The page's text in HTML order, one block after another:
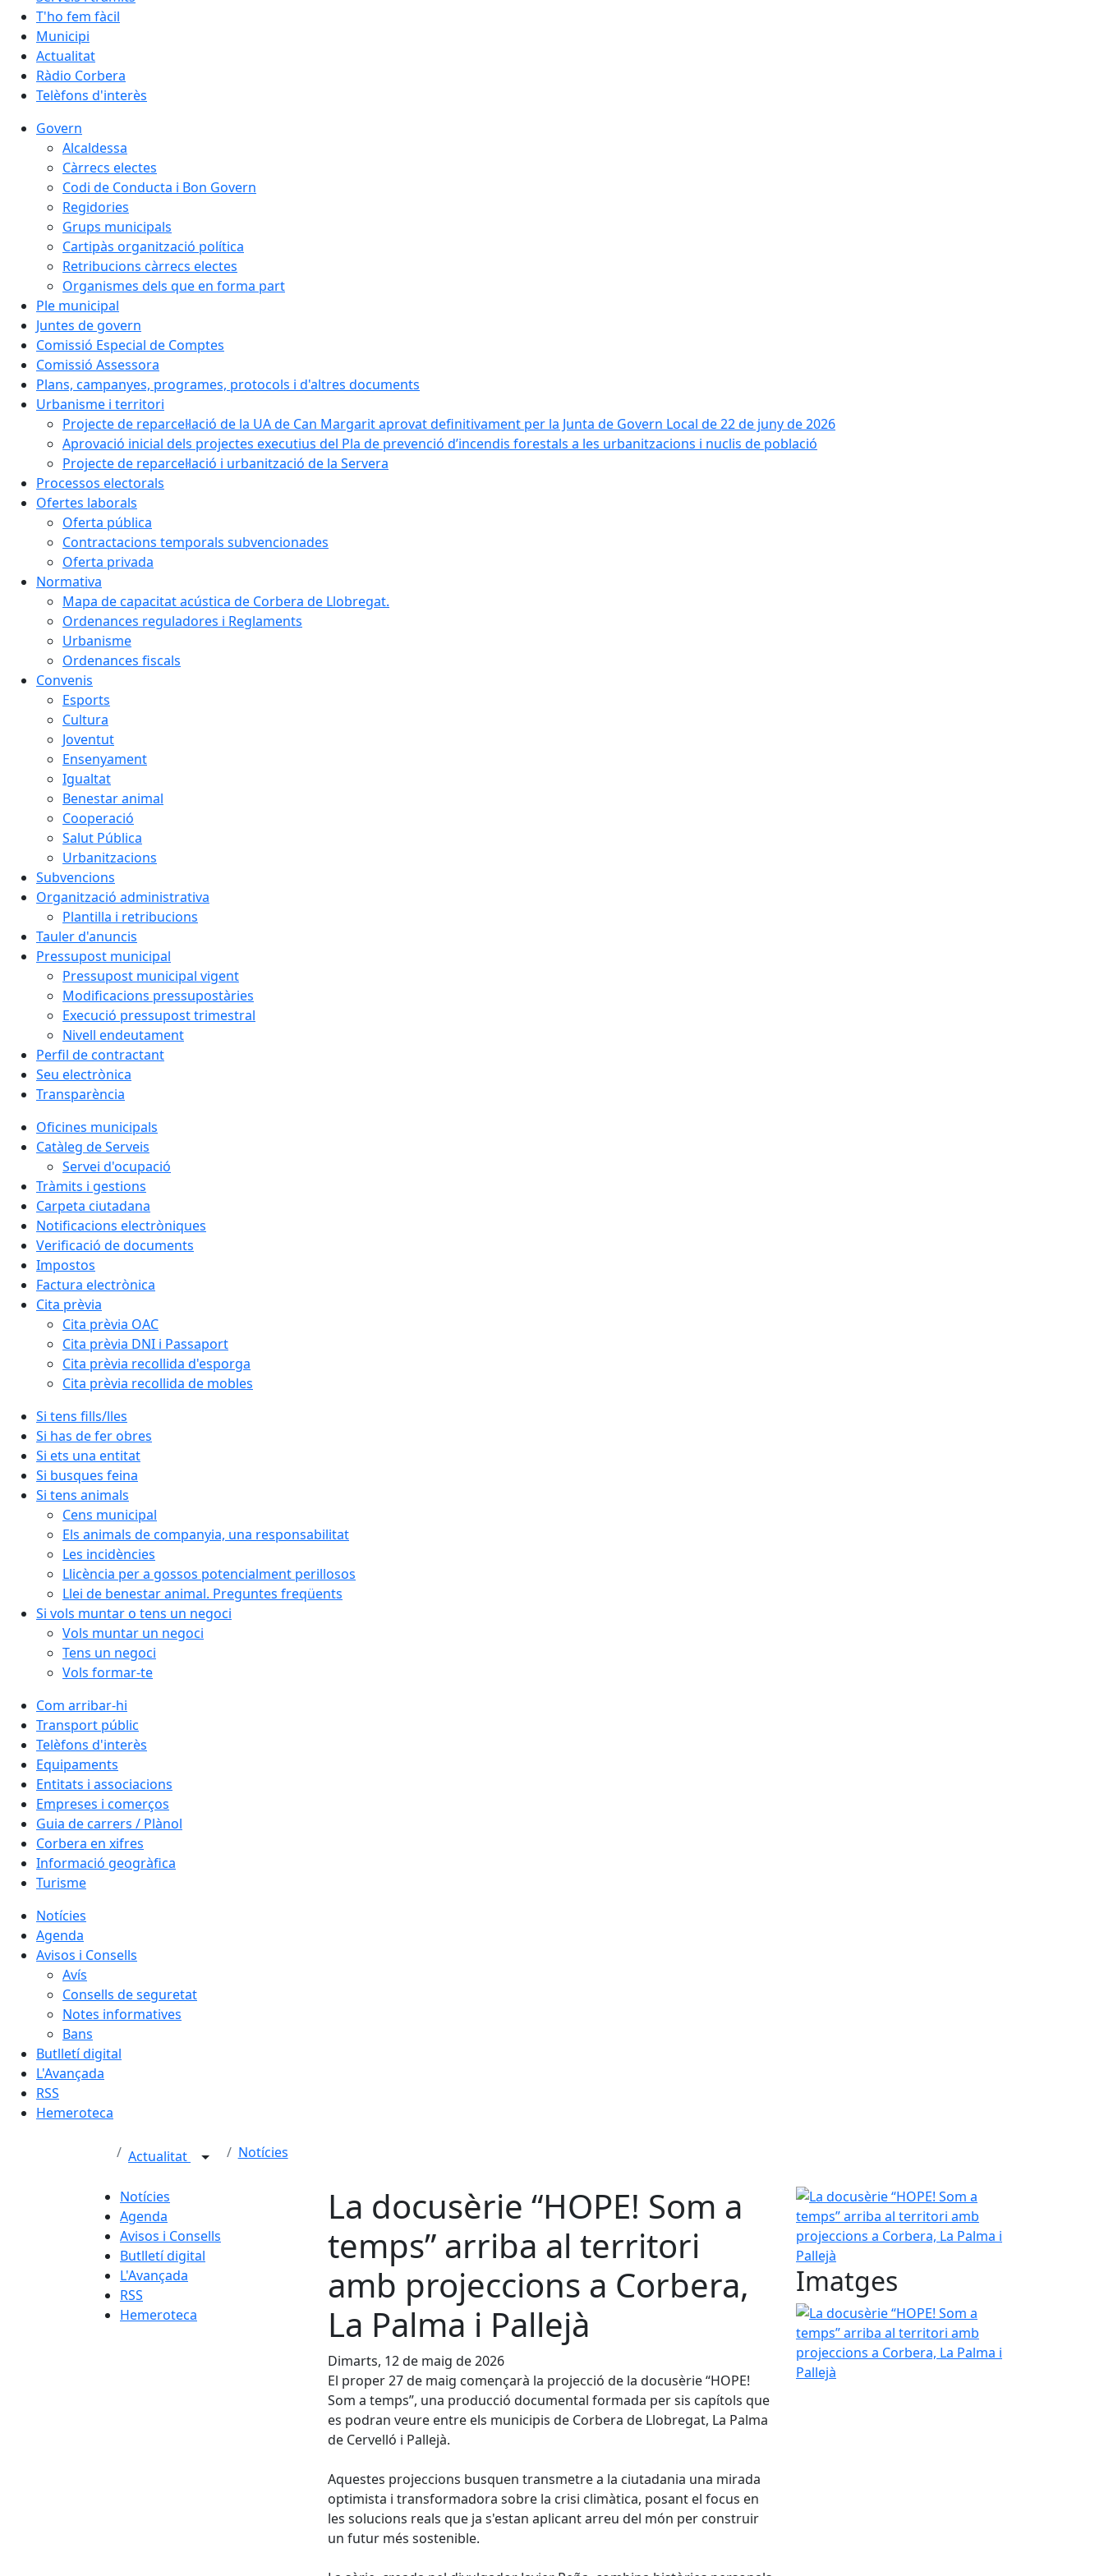
T'ho fem fàcil
Municipi
Actualitat
Ràdio Corbera
Telèfons d'interès
Govern
Alcaldessa
Càrrecs electes
Codi de Conducta i Bon Govern
Regidories
Grups municipals
Cartipàs organització política
Retribucions càrrecs electes
Organismes dels que en forma part
Ple municipal
Juntes de govern
Comissió Especial de Comptes
Comissió Assessora
Plans, campanyes, programes, protocols i d'altres documents
Urbanisme i territori
Projecte de reparcel·lació de la UA de Can Margarit aprovat definitivament per la Junta de Govern Local de 22 de juny de 2026
Aprovació inicial dels projectes executius del Pla de prevenció d’incendis forestals a les urbanitzacions i nuclis de població
Projecte de reparcel·lació i urbanització de la Servera
Processos electorals
Ofertes laborals
Oferta pública
Contractacions temporals subvencionades
Oferta privada
Normativa
Mapa de capacitat acústica de Corbera de Llobregat.
Ordenances reguladores i Reglaments
Urbanisme
Ordenances fiscals
Convenis
Esports
Cultura
Joventut
Ensenyament
Igualtat
Benestar animal
Cooperació
Salut Pública
Urbanitzacions
Subvencions
Organització administrativa
Plantilla i retribucions
Tauler d'anuncis
Pressupost municipal
Pressupost municipal vigent
Modificacions pressupostàries
Execució pressupost trimestral
Nivell endeutament
Perfil de contractant
Seu electrònica
Transparència
Oficines municipals
Catàleg de Serveis
Servei d'ocupació
Tràmits i gestions
Carpeta ciutadana
Notificacions electròniques
Verificació de documents
Impostos
Factura electrònica
Cita prèvia
Cita prèvia OAC
Cita prèvia DNI i Passaport
Cita prèvia recollida d'esporga
Cita prèvia recollida de mobles
Si tens fills/lles
Si has de fer obres
Si ets una entitat
Si busques feina
Si tens animals
Cens municipal
Els animals de companyia, una responsabilitat
Les incidències
Llicència per a gossos potencialment perillosos
Llei de benestar animal. Preguntes freqüents
Si vols muntar o tens un negoci
Vols muntar un negoci
Tens un negoci
Vols formar-te
Com arribar-hi
Transport públic
Telèfons d'interès
Equipaments
Entitats i associacions
Empreses i comerços
Guia de carrers / Plànol
Corbera en xifres
Informació geogràfica
Turisme
Notícies
Agenda
Avisos i Consells
Avís
Consells de seguretat
Notes informatives
Bans
Butlletí digital
L'Avançada
RSS
Hemeroteca
Actualitat Notícies
Notícies
Agenda
Avisos i Consells
Butlletí digital
L'Avançada
RSS
Hemeroteca
La docusèrie “HOPE! Som a
temps” arriba al territori
amb projeccions a Corbera,
La Palma i Pallejà
Dimarts, 12 de maig de 2026
El proper 27 de maig començarà la projecció de la docusèrie “HOPE!
Som a temps”, una producció documental formada per sis capítols que
es podran veure entre els municipis de Corbera de Llobregat, La Palma
de Cervelló i Pallejà.
Aquestes projeccions busquen transmetre a la ciutadania una mirada
optimista i transformadora sobre la crisi climàtica, posant el focus en
les solucions reals que ja s'estan aplicant arreu del món per construir
un futur més sostenible.
La docusèrie “HOPE! Som a temps” arriba al
Imatges
La docusèrie “HOPE! Som a temps” arriba al